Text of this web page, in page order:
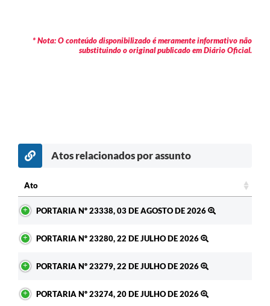
* Nota: O conteúdo disponibilizado é meramente informativo não
substituindo o original publicado em Diário Oficial.
Atos relacionados por assunto
Ato
PORTARIA Nº 23338, 03 DE AGOSTO DE 2026
PORTARIA Nº 23280, 22 DE JULHO DE 2026
PORTARIA Nº 23279, 22 DE JULHO DE 2026
PORTARIA Nº 23274, 20 DE JULHO DE 2026